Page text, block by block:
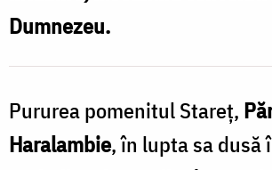
Oana
Nechifor
Dumnezeu.
Pururea pomenitul Stareţ,
Haralambie, în lupta sa dusă